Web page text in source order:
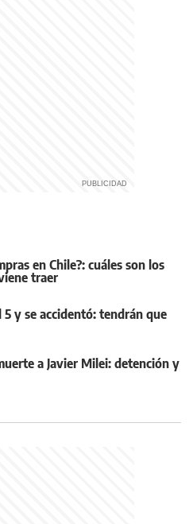
en Chile?: cuáles son los
traer
y se accidentó: tendrán que
a Javier Milei: detención y